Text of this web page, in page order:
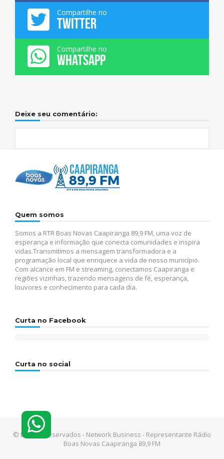
Compartilhe no
TWITTER
Compartilhe no
WHATSAPP
Deixe seu comentário:
Quem somos
Somos a RTR Boas Novas Caapiranga 89,9 FM, uma voz de
esperança e informação que conecta comunidades e inspira
vidas.Transmitimos a mensagem transformadora e a
programação local que enriquece a vida de nosso município.
Com alcance em FM e streaming, conectamos Caapiranga e
regiões vizinhas, trazendo mensagens de fé, esperança,
louvores e conhecimento para cada dia.
Curta no Facebook
Curta no social
© Direitos reservados - Network Business - Representante Rádio
Boas Novas Caapiranga 89,9 FM